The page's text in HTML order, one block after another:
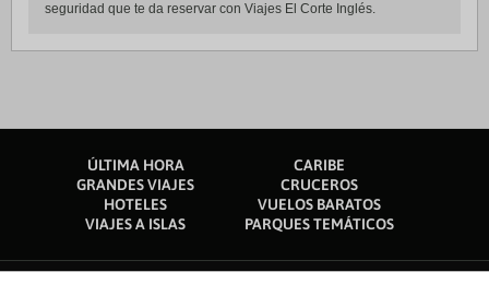
seguridad que te da reservar con Viajes El Corte Inglés.
ÚLTIMA HORA
CARIBE
GRANDES VIAJES
CRUCEROS
HOTELES
VUELOS BARATOS
VIAJES A ISLAS
PARQUES TEMÁTICOS